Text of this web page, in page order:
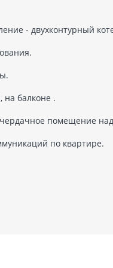
- двухконтурный
балконе .
помещение
по квартире.